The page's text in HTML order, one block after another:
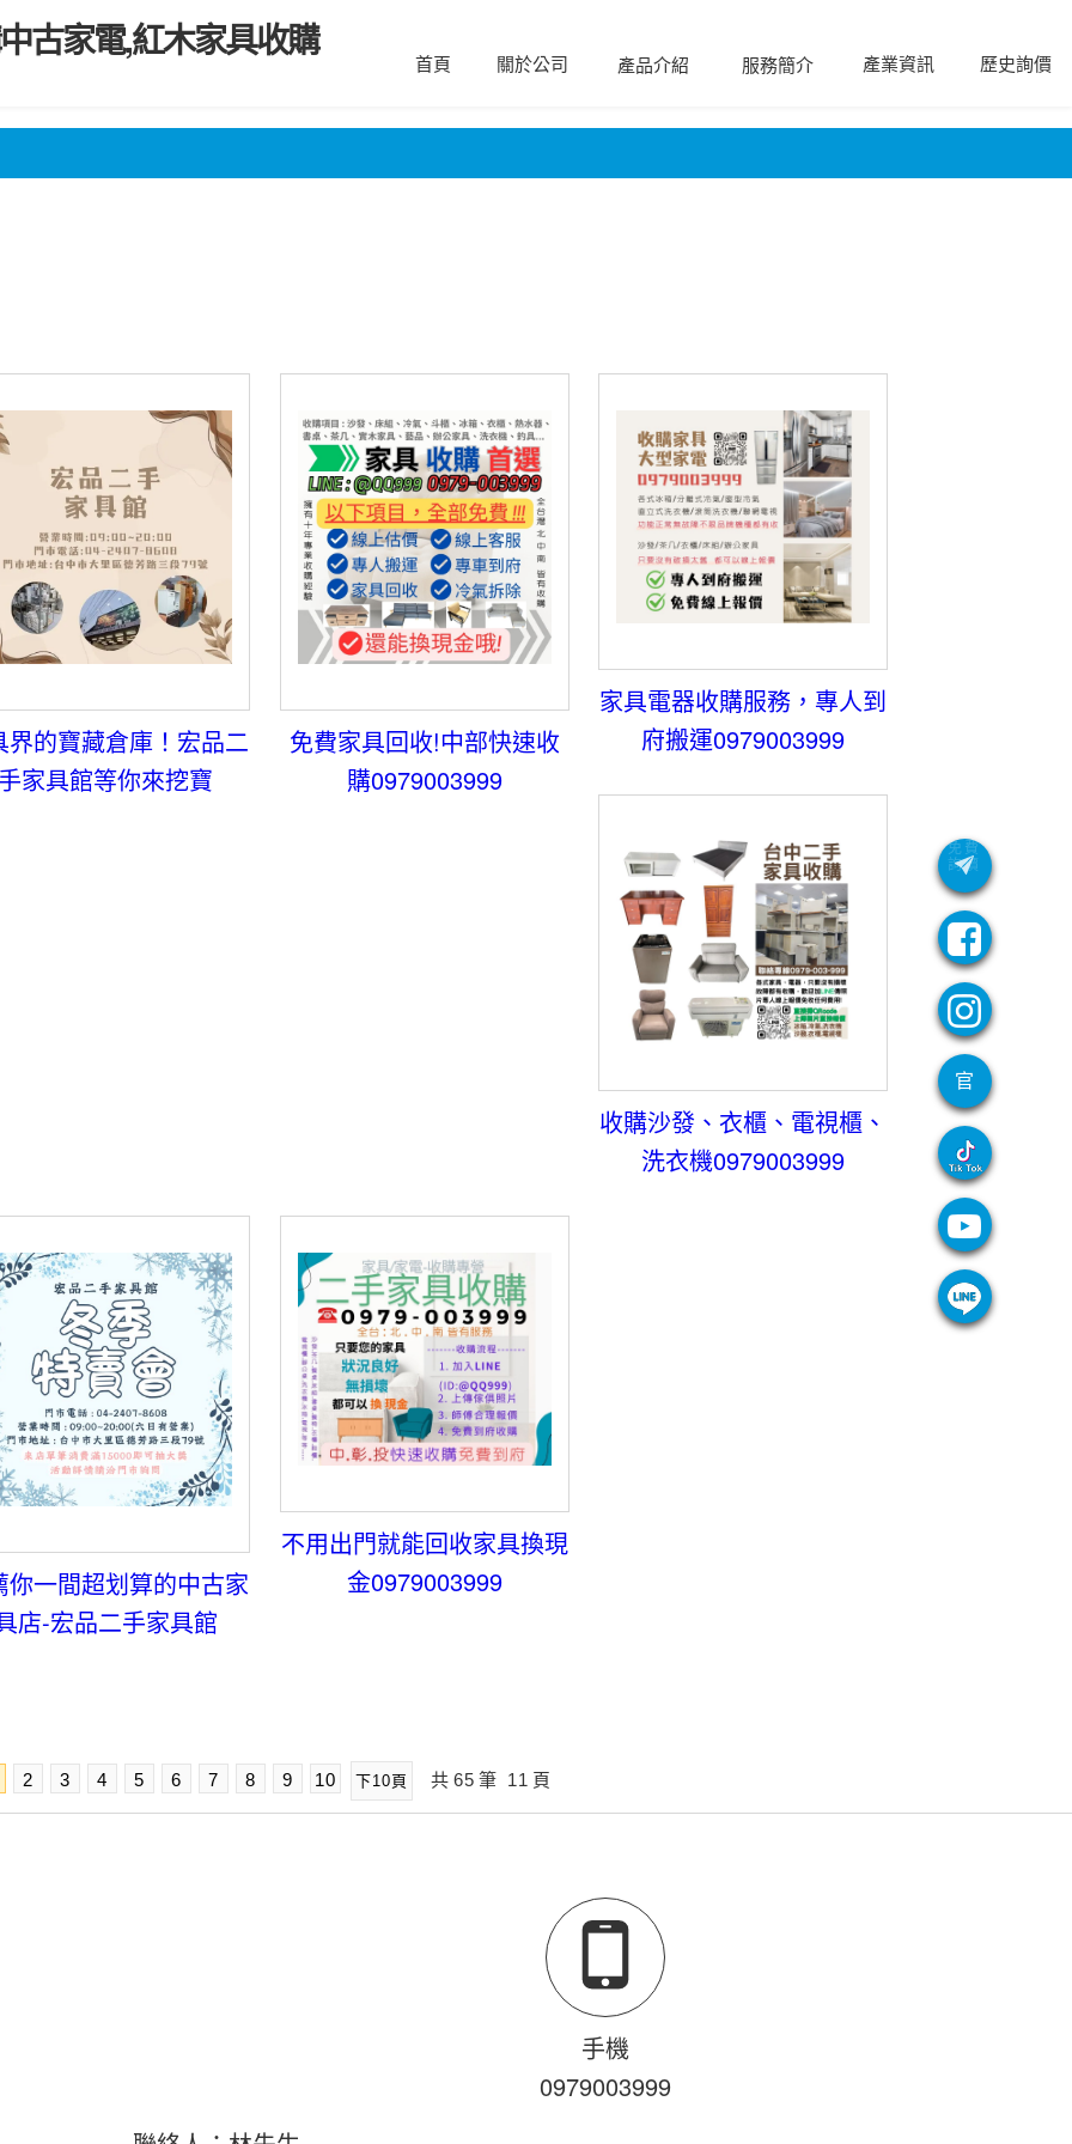
古家電,紅木家具收購 首頁 關於公司 產品介紹 服務簡介 產業資訊 歷史詢價
界的寶藏倉庫！宏品二
家具館等你來挖寶
免費家具回收!中部快速收
購0979003999
家具電器收購服務，專人到
府搬運0979003999
收購沙發、衣櫃、電視櫃、
洗衣機0979003999
你一間超划算的中古家
店-宏品二手家具館
不用出門就能回收家具換現
金0979003999
2 3 4 5 6 7 8 9 10 下10頁 共 65 筆 11 頁
手機
0979003999
官